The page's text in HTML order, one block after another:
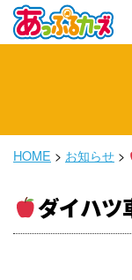
HOME > お知らせ >
ダイハツ